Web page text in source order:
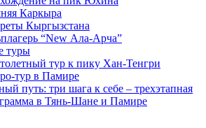
Каркыра
Кыргызстана
“New Ала-Арча”
туры
тур к пику Хан-Тенгри
тур в Памире
путь: три шага к себе – трехэтапная
в Тянь-Шане и Памире